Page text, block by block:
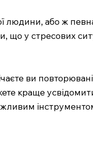
людини, або ж
що у стресових
ви
краще